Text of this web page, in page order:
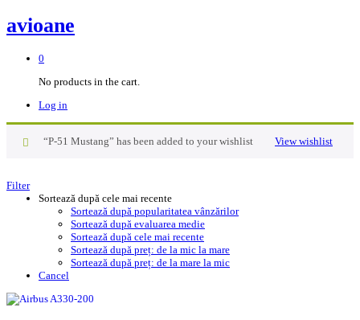
avioane
0
No products in the cart.
Log in
View wishlist
“P-51 Mustang” has been added to your wishlist
Filter
Sortează după cele mai recente
Sortează după popularitatea vânzărilor
Sortează după evaluarea medie
Sortează după cele mai recente
Sortează după preț: de la mic la mare
Sortează după preț: de la mare la mic
Cancel